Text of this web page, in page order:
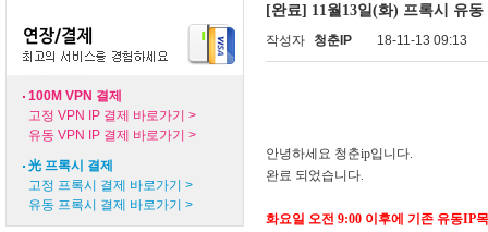
100M VPN 결제
고정 VPN IP 결제 바로가기 >
유동 VPN IP 결제 바로가기 >
光 프록시 결제
고정 프록시 결제 바로가기 >
유동 프록시 결제 바로가기 >
[완료] 11월13일(화) 프록시 유
작성자 청춘IP 18-11-13 09:13
안녕하세요 청춘ip입니다.
완료 되었습니다.
화요일 오전 9:00 이후에 기존 유동IP